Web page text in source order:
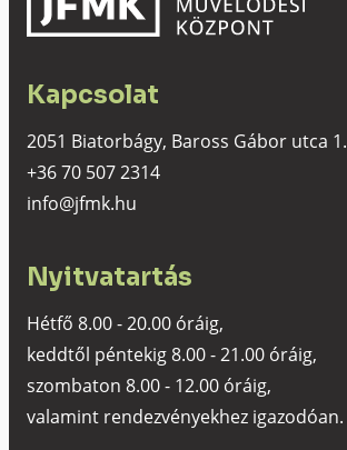
Kapcsolat
2051 Biatorbágy, Baross Gábor utca 1.
+36 70 507 2314
info@jfmk.hu
Nyitvatartás
Hétfő 8.00 - 20.00 óráig,
keddtől péntekig 8.00 - 21.00 óráig,
szombaton 8.00 - 12.00 óráig,
valamint rendezvényekhez igazodóan.